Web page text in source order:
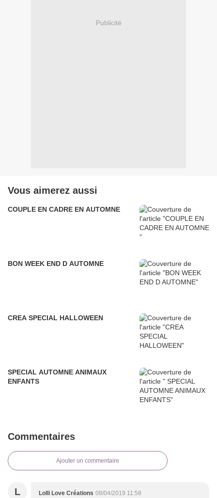
Publicité
Vous aimerez aussi
COUPLE EN CADRE EN AUTOMNE
BON WEEK END D AUTOMNE
CREA SPECIAL HALLOWEEN
SPECIAL AUTOMNE ANIMAUX
ENFANTS
Commentaires
Ajouter un commentaire
L Lolli Love Créations 08/04/2019 11:58